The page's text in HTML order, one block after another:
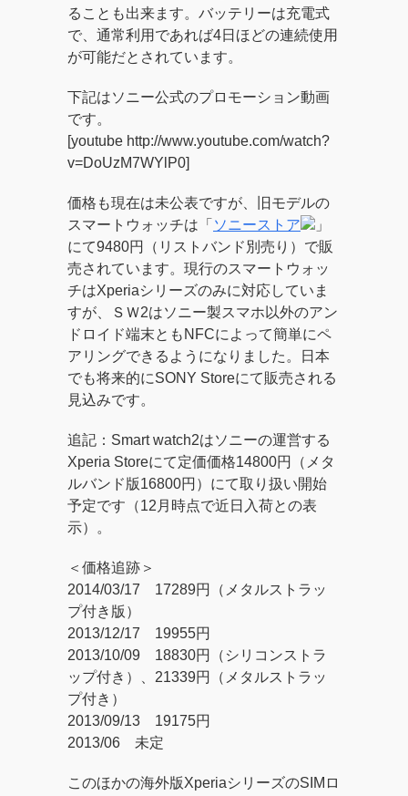
ることも出来ます。バッテリーは充電式
で、通常利用であれば4日ほどの連続使用
が可能だとされています。
下記はソニー公式のプロモーション動画
です。
[youtube http://www.youtube.com/watch?
v=DoUzM7WYlP0]
価格も現在は未公表ですが、旧モデルの
スマートウォッチは「 ソニーストア
」
にて9480円（リストバンド別売り）で販
売されています。現行のスマートウォッ
チはXperiaシリーズのみに対応していま
すが、ＳＷ2はソニー製スマホ以外のアン
ドロイド端末ともNFCによって簡単にペ
アリングできるようになりました。日本
でも将来的にSONY Storeにて販売される
見込みです。
追記：Smart watch2はソニーの運営する
Xperia Storeにて定価価格14800円（メタ
ルバンド版16800円）にて取り扱い開始
予定です（12月時点で近日入荷との表
示）。
＜価格追跡＞
2014/03/17 17289円（メタルストラッ
プ付き版）
2013/12/17 19955円
2013/10/09 18830円（シリコンストラ
ップ付き）、21339円（メタルストラッ
プ付き）
2013/09/13 19175円
2013/06 未定
このほかの海外版XperiaシリーズのSIMロ